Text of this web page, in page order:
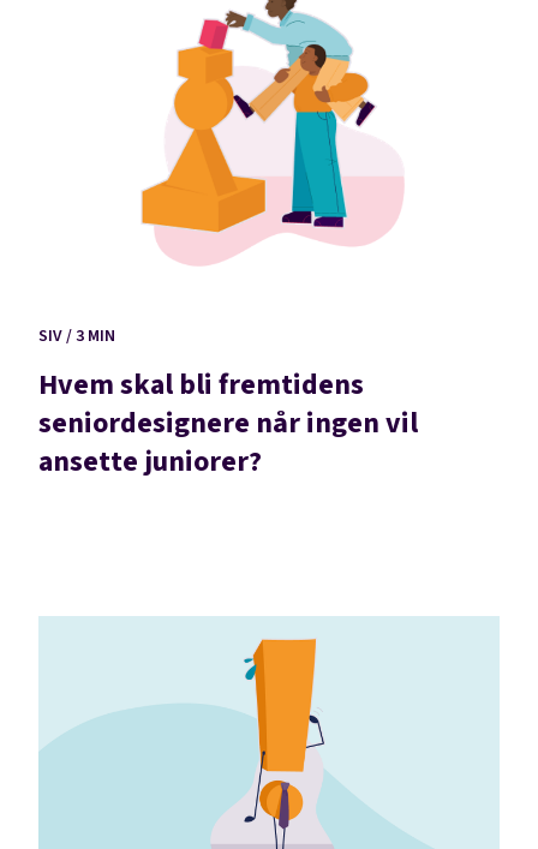
SIV / 3 MIN
Hvem skal bli fremtidens
seniordesignere når ingen vil
ansette juniorer?